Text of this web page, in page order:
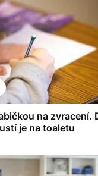
na zvracení.
je na toaletu